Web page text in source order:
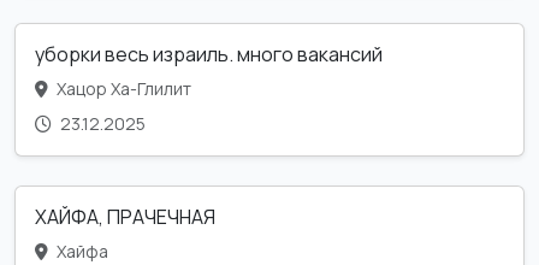
уборки весь израиль. много вакансий
Хацор Ха-Глилит
23.12.2025
ХАЙФА, ПРАЧЕЧНАЯ
Хайфа